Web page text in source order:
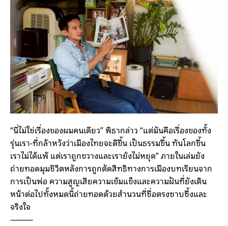
“นี่ไม่ใช่เรื่องของผมคนเดียว” พิธากล่าว “แต่มันคือเรื่องของทั้ง
รุ่นเรา-ที่กล้าหวังว่าเมืองไทยจะดีขึ้น เป็นธรรมขึ้น ทันโลกขึ้น
เราไม่ได้แพ้ แต่เราถูกขวางและเรายังไม่หยุด” ​​ภายในเล่มยัง
ถ่ายทอดมุมชีวิตหลังการถูกตัดสิทธิทางการเมืองบทเรียนจาก
การเป็นพ่อ ความสูญเสียความเข้มแข็งและความฝันที่ยังเดิน
หน้าต่อไปทั้งหมดนี้ถ่ายทอดด้วยสำนวนที่ซื่อตรงซาบซึ้งและ
จริงใจ
⸻